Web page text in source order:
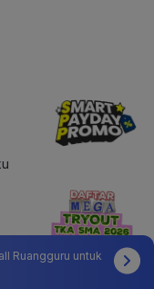
Ruangguru untuk